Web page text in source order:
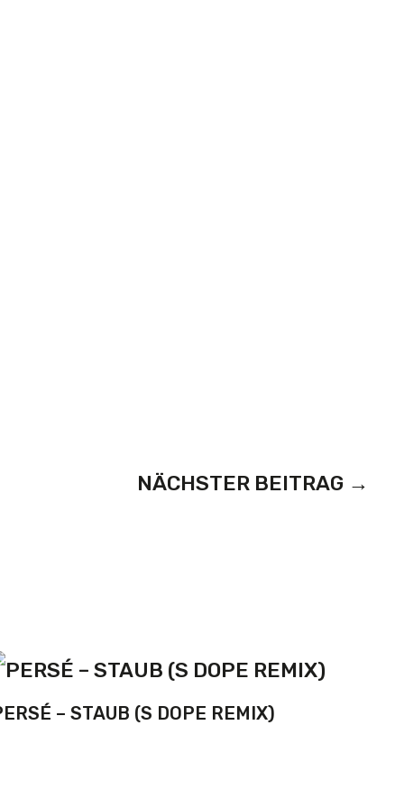
NÄCHSTER BEITRAG →
– STAUB (S DOPE REMIX)